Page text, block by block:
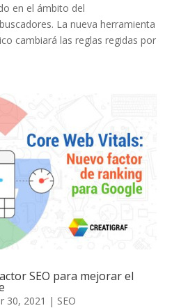
en el ámbito del
La nueva herramienta
cambiará las reglas regidas por
SEO para mejorar el
30, 2021 | SEO